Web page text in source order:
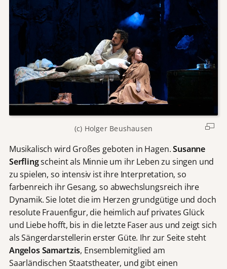
(c) Holger Beushausen
Musikalisch wird Großes geboten in Hagen.Susanne
Serflingscheint als Minnie um ihr Leben zu singen und
zu spielen, so intensiv ist ihre Interpretation, so
farbenreich ihr Gesang, so abwechslungsreich ihre
Dynamik. Sie lotet die im Herzen grundgütige und doch
resolute Frauenfigur, die heimlich auf privates Glück
und Liebe hofft, bis in die letzte Faser aus und zeigt sich
als Sängerdarstellerin erster Güte. Ihr zur Seite steht
Angelos Samartzis, Ensemblemitglied am
Saarländischen Staatstheater, und gibt einen